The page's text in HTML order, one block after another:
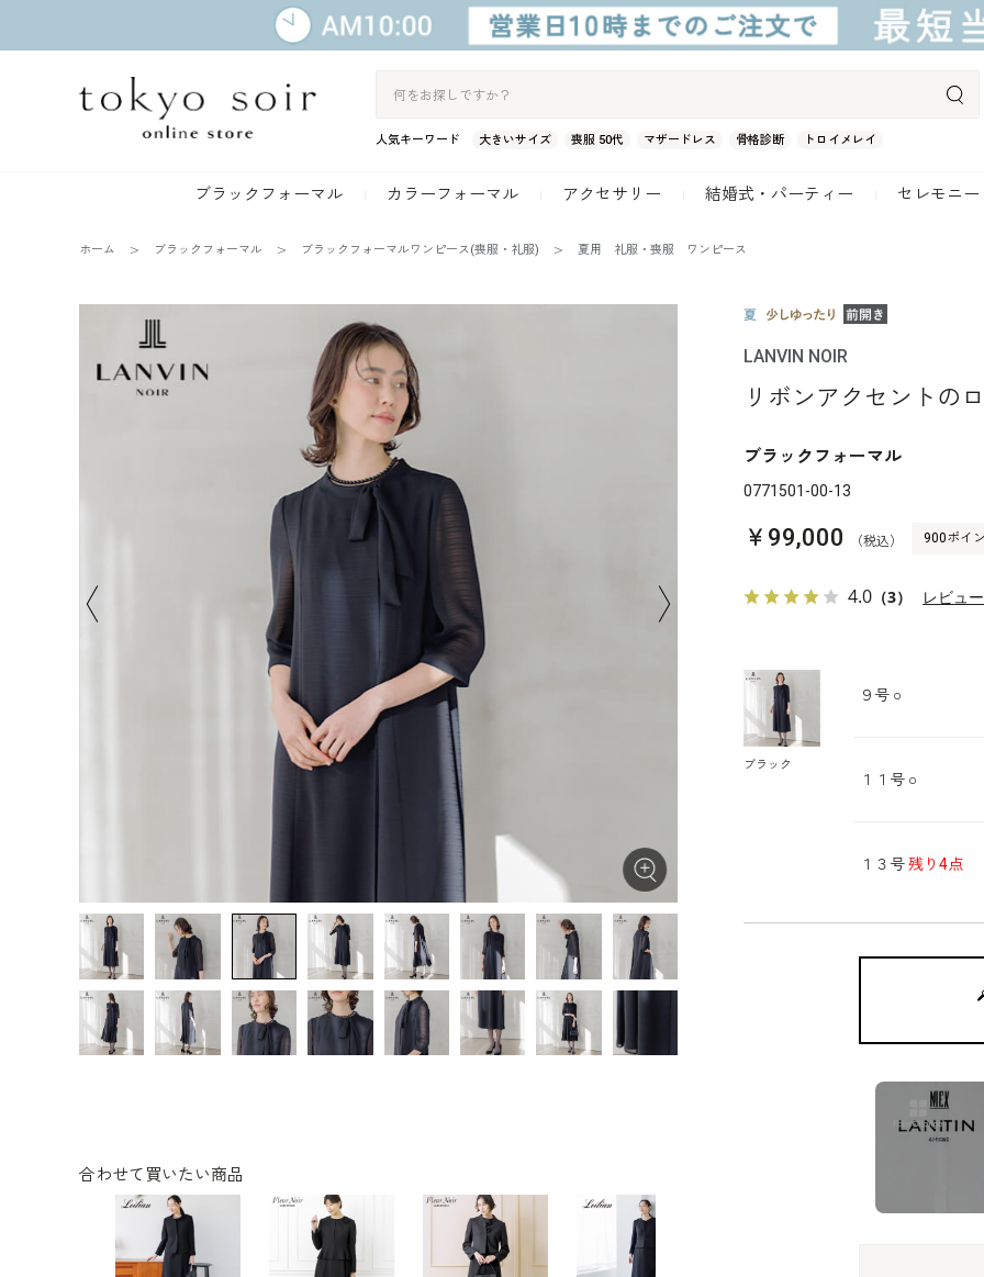
人気キーワード 大きいサイズ 喪服 50代 マザードレス 骨格診断 トロイメレイ
ブラックフォーマル カラーフォーマル アクセサリー 結婚式・パーティー セレモニー
ホーム ブラックフォーマル ブラックフォーマルワンピース(喪服・礼服) 夏用 礼服・喪服 ワンピース
合わせて買いたい商品
LANVIN NOIR
リボンアクセントの
ブラックフォーマル
0771501-00-13
￥99,000 （税込） 900ポイ
4.0 （3） レビュ
ブラック
９号 ○
１１号 ○
１３号残り4点